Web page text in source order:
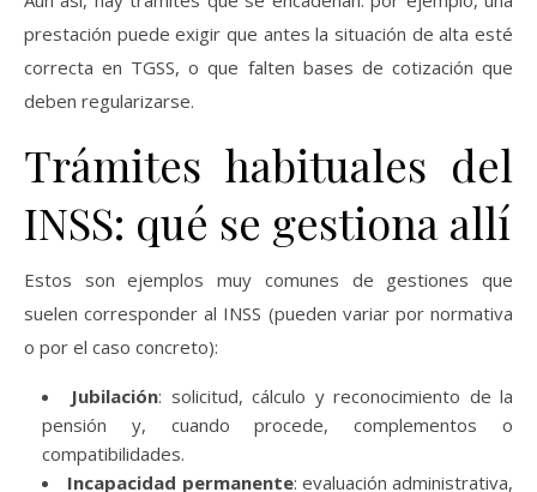
prestación puede exigir que antes la situación de alta esté
correcta en TGSS, o que falten bases de cotización que
deben regularizarse.
Trámites habituales del
INSS: qué se gestiona allí
Estos son ejemplos muy comunes de gestiones que
suelen corresponder al INSS (pueden variar por normativa
o por el caso concreto):
Jubilación: solicitud, cálculo y reconocimiento de la
pensión y, cuando procede, complementos o
compatibilidades.
Incapacidad permanente: evaluación administrativa,